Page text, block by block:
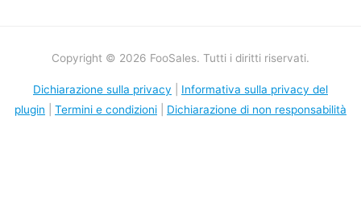
Copyright © 2026 FooSales. Tutti i diritti riservati.
Dichiarazione sulla privacy
Informativa sulla privacy del
plugin
Termini e condizioni Dichiarazione di non responsabilità